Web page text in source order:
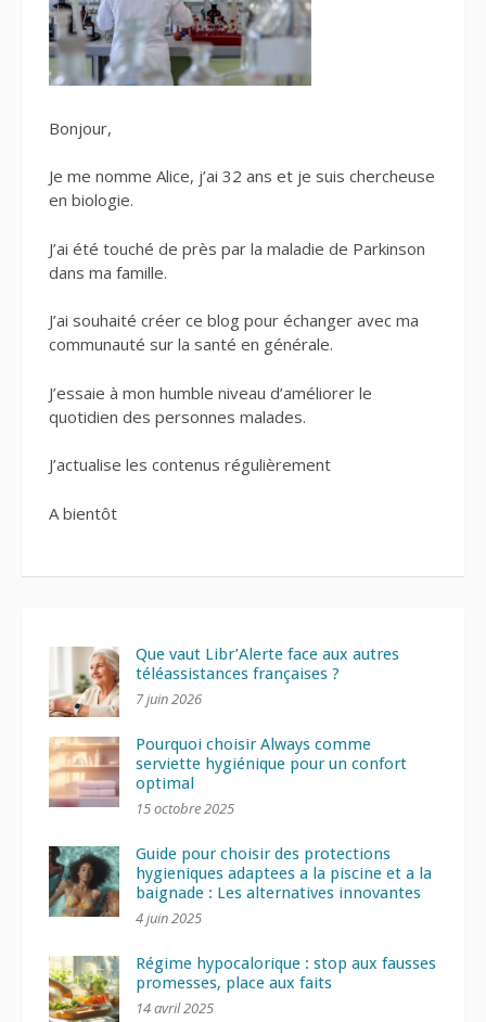
Bonjour,
Je me nomme Alice, j’ai 32 ans et je suis chercheuse
en biologie.
J’ai été touché de près par la maladie de Parkinson
dans ma famille.
J’ai souhaité créer ce blog pour échanger avec ma
communauté sur la santé en générale.
J’essaie à mon humble niveau d’améliorer le
quotidien des personnes malades.
J’actualise les contenus régulièrement
A bientôt
Que vaut Libr’Alerte face aux autres
téléassistances françaises ?
7 juin 2026
Pourquoi choisir Always comme
serviette hygiénique pour un confort
optimal
15 octobre 2025
Guide pour choisir des protections
hygieniques adaptees a la piscine et a la
baignade : Les alternatives innovantes
4 juin 2025
Régime hypocalorique : stop aux fausses
promesses, place aux faits
14 avril 2025